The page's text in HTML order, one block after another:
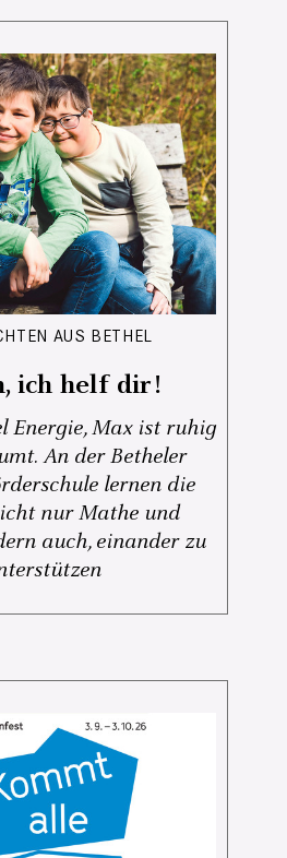
AUS BETHEL
ich helf dir!
Energie, Max ist ruhig
An der Betheler
lernen die
nur Mathe und
auch, einander zu